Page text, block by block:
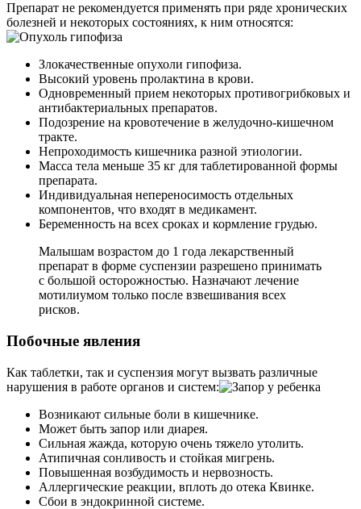
Препарат не рекомендуется применять при ряде хронических
болезней и некоторых состояниях, к ним относятся:
Злокачественные опухоли гипофиза.
Высокий уровень пролактина в крови.
Одновременный прием некоторых противогрибковых и
антибактериальных препаратов.
Подозрение на кровотечение в желудочно-кишечном
тракте.
Непроходимость кишечника разной этиологии.
Масса тела меньше 35 кг для таблетированной формы
препарата.
Индивидуальная непереносимость отдельных
компонентов, что входят в медикамент.
Беременность на всех сроках и кормление грудью.
Малышам возрастом до 1 года лекарственный
препарат в форме суспензии разрешено принимать
с большой осторожностью. Назначают лечение
мотилиумом только после взвешивания всех
рисков.
Побочные явления
Как таблетки, так и суспензия могут вызвать различные
нарушения в работе органов и систем:
Возникают сильные боли в кишечнике.
Может быть запор или диарея.
Сильная жажда, которую очень тяжело утолить.
Атипичная сонливость и стойкая мигрень.
Повышенная возбудимость и нервозность.
Аллергические реакции, вплоть до отека Квинке.
Сбои в эндокринной системе.